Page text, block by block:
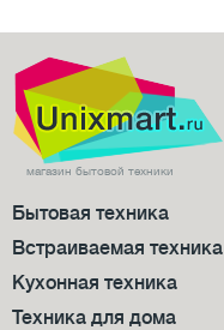
56-60 см
3
магазин бытовой техники
Бытовая техника
Встраиваемая техника
Кухонная техника
Техника для дома